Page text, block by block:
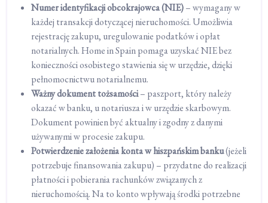
Numer identyfikacji obcokrajowca (NIE)– wymagany w
każdej transakcji dotyczącej nieruchomości. Umożliwia
rejestrację zakupu, uregulowanie podatków i opłat
notarialnych. Home in Spain pomaga uzyskać NIE bez
konieczności osobistego stawienia się w urzędzie, dzięki
pełnomocnictwu notarialnemu.
Ważny dokument tożsamości– paszport, który należy
okazać w banku, u notariusza i w urzędzie skarbowym.
Dokument powinien być aktualny i zgodny z danymi
używanymi w procesie zakupu.
Potwierdzenie założenia konta w hiszpańskim banku(jeżeli
potrzebuje finansowania zakupu) – przydatne do realizacji
płatności i pobierania rachunków związanych z
nieruchomością. Na to konto wpływają środki potrzebne